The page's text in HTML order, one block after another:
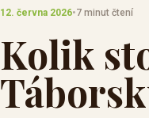
12. června 2026•7 minut čtení
Kolik